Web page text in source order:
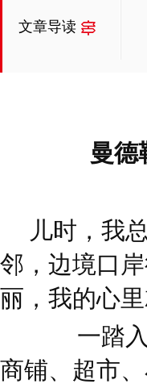
文章导读
曼德
儿时，我
邻，边境口
丽，我的心里
一踏入
商铺、超市